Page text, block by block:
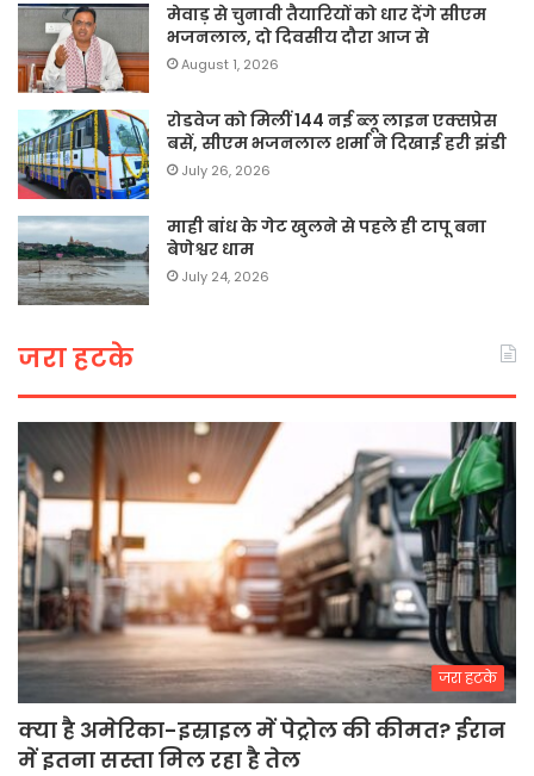
मेवाड़ से चुनावी तैयारियों को धार देंगे सीएम
भजनलाल, दो दिवसीय दौरा आज से
August 1, 2026
रोडवेज को मिलीं 144 नई ब्लू लाइन एक्सप्रेस
बसें, सीएम भजनलाल शर्मा ने दिखाई हरी झंडी
July 26, 2026
माही बांध के गेट खुलने से पहले ही टापू बना
बेणेश्वर धाम
July 24, 2026
जरा हटके
जरा हटके
क्या है अमेरिका-इस्राइल में पेट्रोल की कीमत? ईरान
में इतना सस्ता मिल रहा है तेल